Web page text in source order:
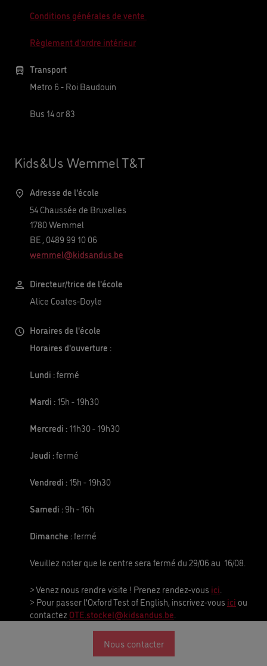
Nous contacter
Conditions générales de vente
Règlement d'ordre intérieur
Transport
Metro 6 - Roi Baudouin
Bus 14 or 83
Kids&Us Wemmel T&T
Adresse de l'école
54 Chaussée de Bruxelles
1780Wemmel
BE,0489 99 10 06
wemmel@kidsandus.be
Directeur/trice de l'école
Alice Coates-Doyle
Horaires de l'école
Horaires d'ouverture :
Lundi :fermé
Mardi :15h - 19h30
Mercredi :11h30 - 19h30
Jeudi :fermé
Vendredi :15h - 19h30
Samedi :9h - 16h
Dimanche :fermé
Veuillez noter que le centre sera fermé du 29/06 au 16/08.
> Venez nous rendre visite ! Prenez rendez-vous ici
> Pour passer l'Oxford Test of English, inscrivez-vous ici ou
contactezOTE.stockel@kidsandus.be
Calendrier 2025-2026 Tweens&Teens